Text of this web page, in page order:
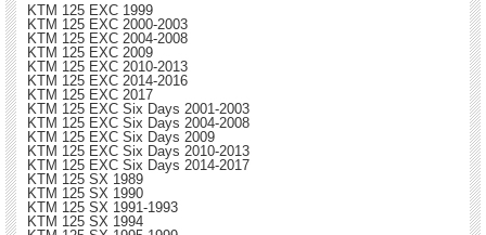
KTM 125 EXC 1999
KTM 125 EXC 2000-2003
KTM 125 EXC 2004-2008
KTM 125 EXC 2009
KTM 125 EXC 2010-2013
KTM 125 EXC 2014-2016
KTM 125 EXC 2017
KTM 125 EXC Six Days 2001-2003
KTM 125 EXC Six Days 2004-2008
KTM 125 EXC Six Days 2009
KTM 125 EXC Six Days 2010-2013
KTM 125 EXC Six Days 2014-2017
KTM 125 SX 1989
KTM 125 SX 1990
KTM 125 SX 1991-1993
KTM 125 SX 1994